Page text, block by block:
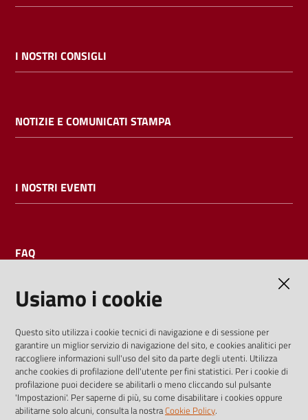
bibliotecario
I NOSTRI CONSIGLI
NOTIZIE E COMUNICATI STAMPA
I NOSTRI EVENTI
FAQ
I dati personali pubblicati sono riutilizzabili solo alle condizioni
previste dalla direttiva comunitaria 2003/98/CE e dal d.lgs.
36/2006
Usiamo i cookie
Questo sito utilizza i cookie tecnici di navigazione e di sessione per
garantire un miglior servizio di navigazione del sito, e cookies analitici per
raccogliere informazioni sull'uso del sito da parte degli utenti. Utilizza
anche cookies di profilazione dell'utente per fini statistici. Per i cookie di
profilazione puoi decidere se abilitarli o meno cliccando sul pulsante
'Impostazioni'. Per saperne di più, su come disabilitare i cookies oppure
abilitarne solo alcuni, consulta la nostraCookie Policy.